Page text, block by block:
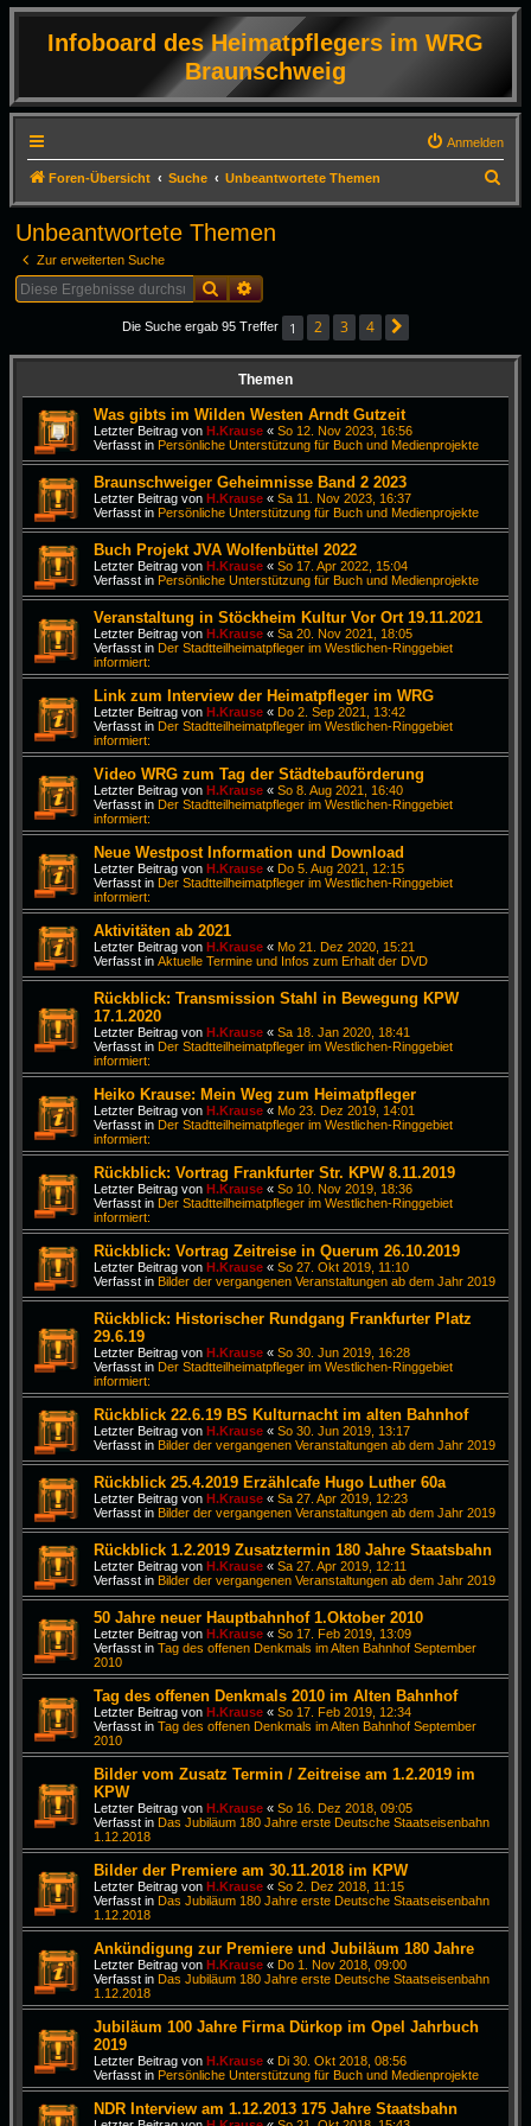
Infoboard des Heimatpflegers im WRG
Braunschweig
Anmelden
Foren-Übersicht Suche Unbeantwortete Themen
u
Unbeantwortete Themen
Zur erweiterten Suche
SucheErweiterte Suche
Die Suche ergab 95 Treffer 1 2 3 4
Themen
Was gibts im Wilden Westen Arndt Gutzeit
Letzter Beitrag von H.Krause « So 12. Nov 2023, 16:56
Verfasst in Persönliche Unterstützung für Buch und Medienprojekte
Braunschweiger Geheimnisse Band 2 2023
Letzter Beitrag von H.Krause « Sa 11. Nov 2023, 16:37
Verfasst in Persönliche Unterstützung für Buch und Medienprojekte
Buch Projekt JVA Wolfenbüttel 2022
Letzter Beitrag von H.Krause « So 17. Apr 2022, 15:04
Verfasst in Persönliche Unterstützung für Buch und Medienprojekte
Veranstaltung in Stöckheim Kultur Vor Ort 19.11.2021
Letzter Beitrag von H.Krause « Sa 20. Nov 2021, 18:05
Verfasst in Der Stadtteilheimatpfleger im Westlichen-Ringgebiet
informiert:
Link zum Interview der Heimatpfleger im WRG
Letzter Beitrag von H.Krause « Do 2. Sep 2021, 13:42
Verfasst in Der Stadtteilheimatpfleger im Westlichen-Ringgebiet
informiert:
Video WRG zum Tag der Städtebauförderung
Letzter Beitrag von H.Krause « So 8. Aug 2021, 16:40
Verfasst in Der Stadtteilheimatpfleger im Westlichen-Ringgebiet
informiert:
Neue Westpost Information und Download
Letzter Beitrag von H.Krause « Do 5. Aug 2021, 12:15
Verfasst in Der Stadtteilheimatpfleger im Westlichen-Ringgebiet
informiert:
Aktivitäten ab 2021
Letzter Beitrag von H.Krause « Mo 21. Dez 2020, 15:21
Verfasst in Aktuelle Termine und Infos zum Erhalt der DVD
Rückblick: Transmission Stahl in Bewegung KPW
17.1.2020
Letzter Beitrag von H.Krause « Sa 18. Jan 2020, 18:41
Verfasst in Der Stadtteilheimatpfleger im Westlichen-Ringgebiet
informiert:
Heiko Krause: Mein Weg zum Heimatpfleger
Letzter Beitrag von H.Krause « Mo 23. Dez 2019, 14:01
Verfasst in Der Stadtteilheimatpfleger im Westlichen-Ringgebiet
informiert:
Rückblick: Vortrag Frankfurter Str. KPW 8.11.2019
Letzter Beitrag von H.Krause « So 10. Nov 2019, 18:36
Verfasst in Der Stadtteilheimatpfleger im Westlichen-Ringgebiet
informiert:
Rückblick: Vortrag Zeitreise in Querum 26.10.2019
Letzter Beitrag von H.Krause « So 27. Okt 2019, 11:10
Verfasst in Bilder der vergangenen Veranstaltungen ab dem Jahr 2019
Rückblick: Historischer Rundgang Frankfurter Platz
29.6.19
Letzter Beitrag von H.Krause « So 30. Jun 2019, 16:28
Verfasst in Der Stadtteilheimatpfleger im Westlichen-Ringgebiet
informiert:
Rückblick 22.6.19 BS Kulturnacht im alten Bahnhof
Letzter Beitrag von H.Krause « So 30. Jun 2019, 13:17
Verfasst in Bilder der vergangenen Veranstaltungen ab dem Jahr 2019
Rückblick 25.4.2019 Erzählcafe Hugo Luther 60a
Letzter Beitrag von H.Krause « Sa 27. Apr 2019, 12:23
Verfasst in Bilder der vergangenen Veranstaltungen ab dem Jahr 2019
Rückblick 1.2.2019 Zusatztermin 180 Jahre Staatsbahn
Letzter Beitrag von H.Krause « Sa 27. Apr 2019, 12:11
Verfasst in Bilder der vergangenen Veranstaltungen ab dem Jahr 2019
50 Jahre neuer Hauptbahnhof 1.Oktober 2010
Letzter Beitrag von H.Krause « So 17. Feb 2019, 13:09
Verfasst in Tag des offenen Denkmals im Alten Bahnhof September
2010
Tag des offenen Denkmals 2010 im Alten Bahnhof
Letzter Beitrag von H.Krause « So 17. Feb 2019, 12:34
Verfasst in Tag des offenen Denkmals im Alten Bahnhof September
2010
Bilder vom Zusatz Termin / Zeitreise am 1.2.2019 im
KPW
Letzter Beitrag von H.Krause « So 16. Dez 2018, 09:05
Verfasst in Das Jubiläum 180 Jahre erste Deutsche Staatseisenbahn
1.12.2018
Bilder der Premiere am 30.11.2018 im KPW
Letzter Beitrag von H.Krause « So 2. Dez 2018, 11:15
Verfasst in Das Jubiläum 180 Jahre erste Deutsche Staatseisenbahn
1.12.2018
Ankündigung zur Premiere und Jubiläum 180 Jahre
Letzter Beitrag von H.Krause « Do 1. Nov 2018, 09:00
Verfasst in Das Jubiläum 180 Jahre erste Deutsche Staatseisenbahn
1.12.2018
Jubiläum 100 Jahre Firma Dürkop im Opel Jahrbuch
2019
Letzter Beitrag von H.Krause « Di 30. Okt 2018, 08:56
Verfasst in Persönliche Unterstützung für Buch und Medienprojekte
NDR Interview am 1.12.2013 175 Jahre Staatsbahn